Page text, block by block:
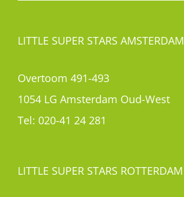
LITTLE SUPER STARS AMSTERDAM
Overtoom 491-493
1054 LG Amsterdam Oud-West
Tel: 020-41 24 281
LITTLE SUPER STARS ROTTERDAM